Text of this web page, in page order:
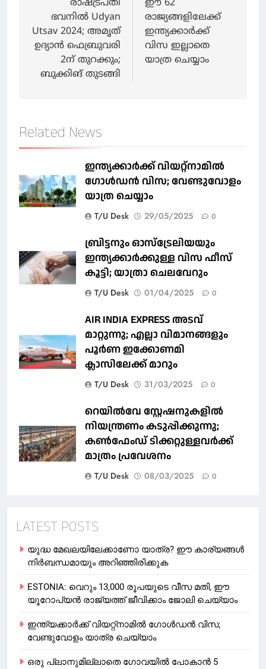
navigationരാഷ്ട്രപതി
ഭവനിൽ Udyan
Utsav 2024; അമൃത്
ഉദ്യാൻ ഫെബ്രുവരി
2ന് തുറക്കും;
ബുക്കിങ് തുടങ്ങി
ഈ 62
രാജ്യങ്ങളിലേക്ക്
ഇന്ത്യക്കാര്‍ക്ക്
വിസ ഇല്ലാതെ
യാത്ര ചെയ്യാം
Related News
ഇന്ത്യക്കാർക്ക് വിയറ്റ്‌നാമില്‍
ഗോള്‍ഡന്‍ വിസ; വേണ്ടുവോളം
യാത്ര ചെയ്യാം
T/U Desk 29/05/2025 0
ബ്രിട്ടനും ഓസ്‌ട്രേലിയയും
ഇന്ത്യക്കാര്‍ക്കുള്ള വിസ ഫീസ്
കൂട്ടി; യാത്രാ ചെലവേറും
T/U Desk 01/04/2025 0
AIR INDIA EXPRESS അടവ്
മാറ്റുന്നു; എല്ലാ വിമാനങ്ങളും
പൂര്‍ണ ഇക്കോണമി
ക്ലാസിലേക്ക് മാറും
T/U Desk 31/03/2025 0
റെയില്‍വേ സ്റ്റേഷനുകളിൽ
നിയന്ത്രണം കടുപ്പിക്കുന്നു;
കണ്‍ഫേംഡ് ടിക്കറ്റുള്ളവര്‍ക്ക്
മാത്രം പ്രവേശനം
T/U Desk 08/03/2025 0
LATEST POSTS
യുദ്ധ മേഖലയിലേക്കാണോ യാത്ര? ഈ കാര്യങ്ങള്‍
നിര്‍ബന്ധമായും അറിഞ്ഞിരിക്കുക
ESTONIA: വെറും 13,000 രൂപയുടെ വീസ മതി, ഈ
യൂറോപ്യന്‍ രാജ്യത്ത് ജീവിക്കാം ജോലി ചെയ്യാം
ഇന്ത്യക്കാർക്ക് വിയറ്റ്‌നാമില്‍ ഗോള്‍ഡന്‍ വിസ;
വേണ്ടുവോളം യാത്ര ചെയ്യാം
ഒരു പ്ലാനുമില്ലാതെ ഗോവയില്‍ പോകാൻ 5